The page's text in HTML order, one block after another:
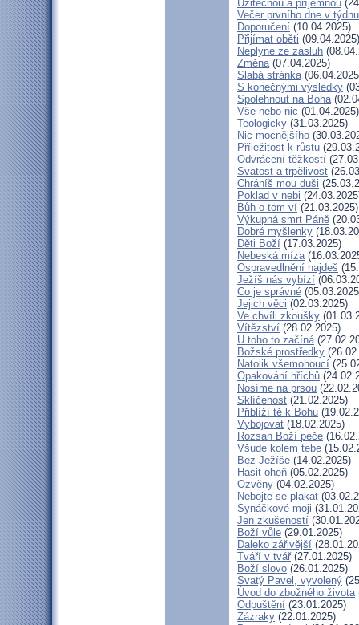
Užitečnou a příjemnou
Večer prvního dne v týdnu
Doporučení (10.04.2025)
Přijímat oběti (09.04.2025)
Neplyne ze zásluh
Změna(07.04.2025)
Slabá stránka
S konečnými výsledky
Spolehnout na Boha
Vše nebo nic (01.04.2025)
Teologicky (31.03.2025)
Nic mocnějšího
Příležitost k růstu
Odvrácení těžkostí
Svatost a trpělivost
Chráníš mou duši
Poklad v nebi
Bůh o tom ví (21.03.2025)
Výkupná smrt Páně
Dobré myšlenky
Děti Boží (17.03.2025)
Nebeská míza
Ospravedlnění najdeš
Ježíš nás vybízí
Co je správné
Jejich věci (02.03.2025)
Ve chvíli zkoušky
Vítězství (28.02.2025)
U toho to začíná
Božské prostředky
Natolik všemohoucí
Opakování hříchů
Nosíme na prsou
Sklíčenost (21.02.2025)
Přiblíží tě k Bohu
Vybojovat (18.02.2025)
Rozsah Boží péče
Všude kolem tebe
Bez Ježíše (14.02.2025)
Hasit oheň (05.02.2025)
Ozvěny (04.02.2025)
Nebojte se plakat
Synáčkové moji
Jen zkušeností
Boží vůle (29.01.2025)
Daleko zářivější
Tváří v tvář(27.01.2025)
Boží slovo (26.01.2025)
Svatý Pavel, vyvolený
Úvod do zbožného života
Odpuštění (23.01.2025)
Zázraky (22.01.2025)